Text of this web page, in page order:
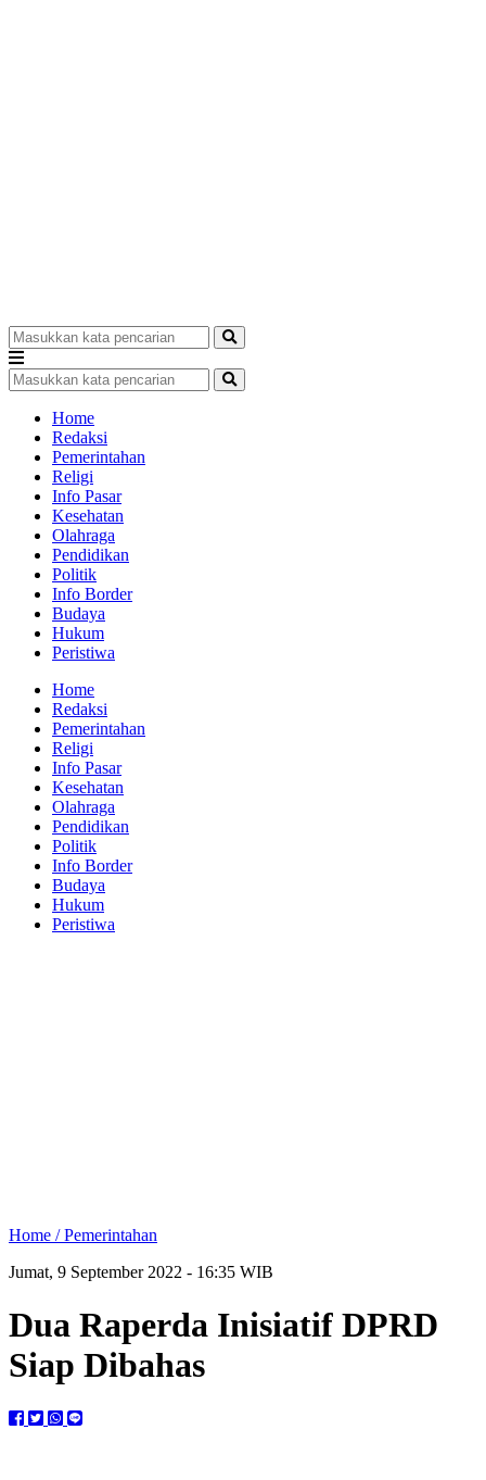
Home
Redaksi
Pemerintahan
Religi
Info Pasar
Kesehatan
Olahraga
Pendidikan
Politik
Info Border
Budaya
Hukum
Peristiwa
Home
Redaksi
Pemerintahan
Religi
Info Pasar
Kesehatan
Olahraga
Pendidikan
Politik
Info Border
Budaya
Hukum
Peristiwa
Home /Pemerintahan
Jumat, 9 September 2022 - 16:35 WIB
Dua Raperda Inisiatif DPRD
Siap Dibahas